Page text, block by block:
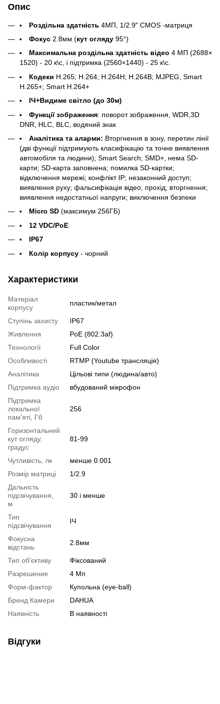
Опис
Роздільна здатність 4МП, 1/2.9" CMOS -матриця
Фокус 2.8мм (кут огляду 95°)
Максимальна роздільна здатність відео 4 МП (2688×
1520) - 20 к\с, і підтримка (2560×1440) - 25 к\с.
Кодеки H.265; H.264; H.264H; H.264B; MJPEG, Smart
H.265+; Smart H.264+
ІЧ+Видиме світло (до 30м)
Функції зображення: поворот зображення, WDR,3D
DNR, HLC, BLC, водяний знак
Аналітика та аларми: Вторгнення в зону, перетин лінії
(дві функції підтримують класифікацію та точне виявлення
автомобіля та людини); Smart Search; SMD+, нема SD-
карти; SD-карта заповнена; помилка SD-картки;
відключення мережі; конфлікт IP; незаконний доступ;
виявлення руху; фальсифікація відео; прохід; вторгнення;
виявлення недостатньої напруги; виключення безпеки
Micro SD (максимум 256ГБ)
12 VDC/PoE
IP67
Колір корпусу - чорний
Характеристики
Матеріал
корпусу
пластик/метал
Ступінь захисту
IP67
Живлення
PoE (802.3af)
Технології
Full Color
Особливості
RTMP (Youtube трансляція)
Аналітика
Цільові типи (людина/авто)
Підтримка аудіо
вбудований мікрофон
Підтримка
локальної
пам'яті, Гб
256
Горизонтальний
кут огляду,
градус
81-99
Чутливість, лк
менше 0.001
Розмір матриці
1/2.9
Дальність
підсвічування,
м
30 і менше
Тип
підсвічування
ІЧ
Фокусна
відстань
2.8мм
Тип об'єктиву
Фіксований
Разрешение
4 Мп
Форм-фактор
Купольна (eye-ball)
Бренд Камери
DAHUA
Наявність
В наявності
Відгуки